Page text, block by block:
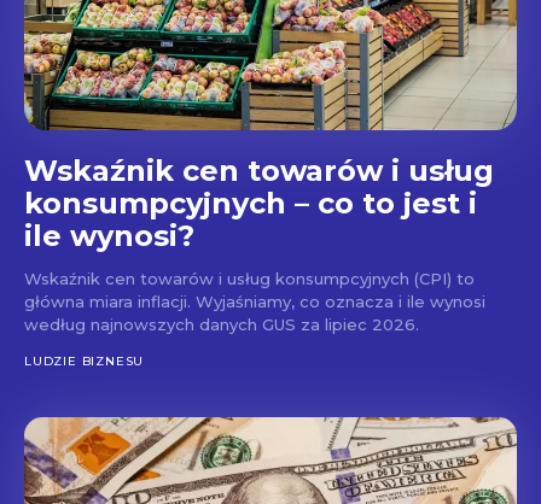
Wskaźnik cen towarów i usług
konsumpcyjnych – co to jest i
ile wynosi?
Wskaźnik cen towarów i usług konsumpcyjnych (CPI) to
główna miara inflacji. Wyjaśniamy, co oznacza i ile wynosi
według najnowszych danych GUS za lipiec 2026.
LUDZIE BIZNESU